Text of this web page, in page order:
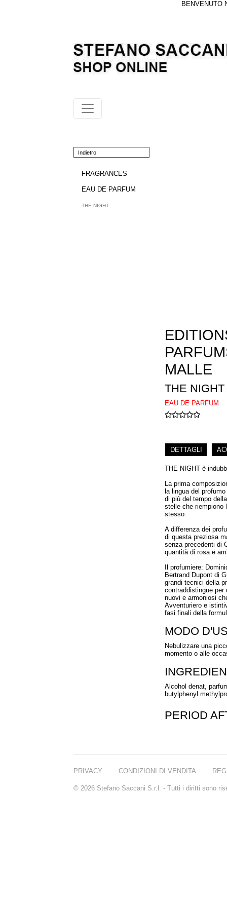
BENVENUTO
Indietro
FRAGRANCES
EAU DE PARFUM
THE NIGHT
MALLE
THE NIGHT
EAU DE PARFUM
DETTAGLI
THE NIGHT è
La prima
la lingua del
di più del tempo
stelle che riempiono
stesso.
A differenza dei
di questa preziosa
senza precedenti di
quantità di rosa e
Il profumiere:
Bertrand Dupont di
grandi tecnici della
contraddistingue
nuovi e armoniosi
Avventuriero e
fasi finali della
MODO
Nebulizzare una
momento o alle
Alcohol denat,
butylphenyl
PERIOD
PRIVACY CONDIZIONI DI VENDITA
© 2026 Stefano Saccani S.r.l. - Tutti i diritti sono